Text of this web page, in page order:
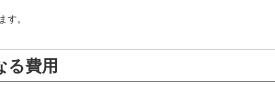
す。
る費用